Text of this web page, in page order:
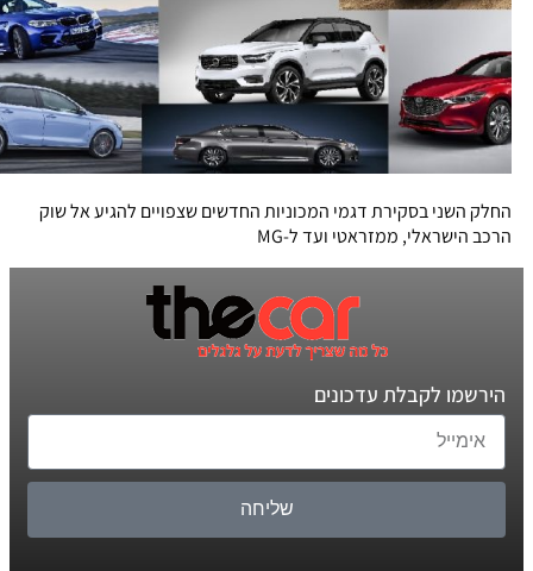
החלק השני בסקירת דגמי המכוניות החדשים שצפויים להגיע אל שוק
הרכב הישראלי, ממזראטי ועד ל-MG
הירשמו לקבלת עדכונים
שליחה